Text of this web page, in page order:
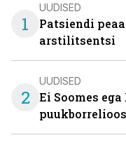
1
UUDISED
Patsiendi
arstilitsentsi
2
UUDISED
Ei Soomes